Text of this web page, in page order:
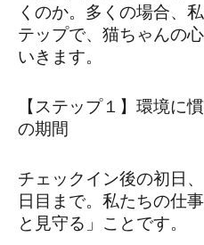
くのか。多くの場合、
テップで、猫ちゃんの
いきます。
【ステップ１】環境に
の期間
チェックイン後の初日
日目まで。私たちの仕
と見守る」ことです。